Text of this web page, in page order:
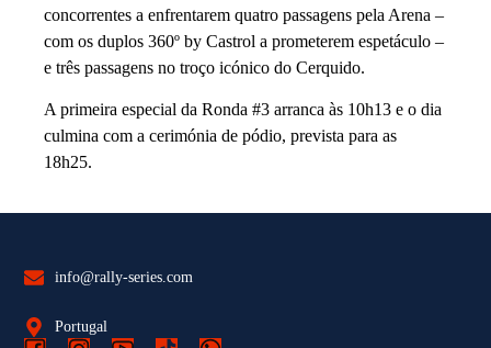
concorrentes a enfrentarem quatro passagens pela Arena –
com os duplos 360º by Castrol a prometerem espetáculo –
e três passagens no troço icónico do Cerquido.
A primeira especial da Ronda #3 arranca às 10h13 e o dia
culmina com a cerimónia de pódio, prevista para as
18h25.
info@rally-series.com
Portugal